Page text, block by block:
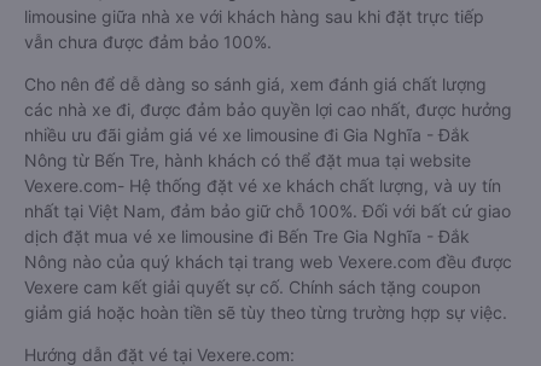
limousine giữa nhà xe với khách hàng sau khi đặt trực tiếp
vẫn chưa được đảm bảo 100%.
Cho nên để dễ dàng so sánh giá, xem đánh giá chất lượng
các nhà xe đi, được đảm bảo quyền lợi cao nhất, được hưởng
nhiều ưu đãi giảm giá vé xe limousine đi Gia Nghĩa - Đắk
Nông từ Bến Tre, hành khách có thể đặt mua tại website
Vexere.com- Hệ thống đặt vé xe khách chất lượng, và uy tín
nhất tại Việt Nam, đảm bảo giữ chỗ 100%. Đối với bất cứ giao
dịch đặt mua vé xe limousine đi Bến Tre Gia Nghĩa - Đắk
Nông nào của quý khách tại trang web Vexere.com đều được
Vexere cam kết giải quyết sự cố. Chính sách tặng coupon
giảm giá hoặc hoàn tiền sẽ tùy theo từng trường hợp sự việc.
Hướng dẫn đặt vé tại Vexere.com: